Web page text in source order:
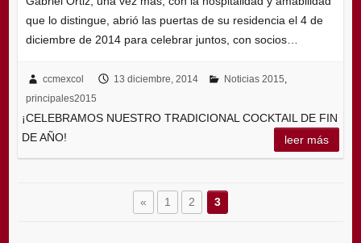
que lo distingue, abrió las puertas de su residencia el 4 de
diciembre de 2014 para celebrar juntos, con socios…
ccmexcol 13 diciembre, 2014 Noticias 2015,
principales2015
¡CELEBRAMOS NUESTRO TRADICIONAL COCKTAIL DE FIN
DE AÑO!
leer más
« 1 2 3